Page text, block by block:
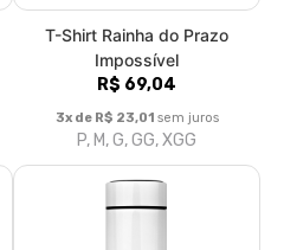
T-Shirt Rainha do Prazo
Impossível
R$ 69,04
3x de R$ 23,01 sem juros
P, M, G, GG, XGG